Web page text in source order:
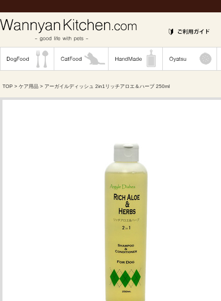
TOP > ケア用品 > アーガイルディッシュ 2in1リッチアロエ＆ハーブ 250ml